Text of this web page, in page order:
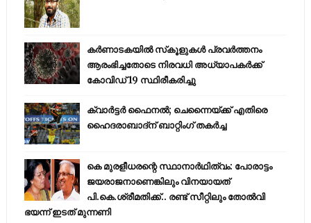
കര്‍ണാടകയില്‍ സ്‌കൂളുകള്‍ പ്രവര്‍ത്തനം
ആരംഭിച്ചതോടെ നിരവധി അധ്യാപകര്‍ക്ക്
കോവിഡ് 19 സ്ഥിരീകരിച്ചു
ക്വാർട്ടർ ഫൈനൽ; ചെന്നൈയ്ക്ക് എതിരെ
ഹൈദരാബാദ്ന് ബാറ്റിംഗ് തകർച്ച
കെ മുരളീധരന്റെ സ്ഥാനാർഥിത്വം: പോരാട്ടം
ജയരാജനാണെങ്കിലും വിനയായത്
പി.കെ.ശ്രീമതിക്ക്.. രണ്ട് സീറ്റിലും തോൽവി
ഭയന്ന്‌ ഇടത് മുന്നണി